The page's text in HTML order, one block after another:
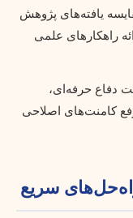
یافته‌های پژوهش
راهکارهای علمی
دفاع حرفه‌ای،
کامنت‌های اصلاحی
سریع